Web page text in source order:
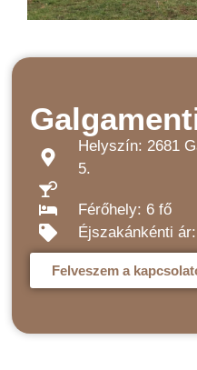
Helyszín: 2681
5.
Férőhely: 6 fő
Éjszakánkénti
Felveszem a